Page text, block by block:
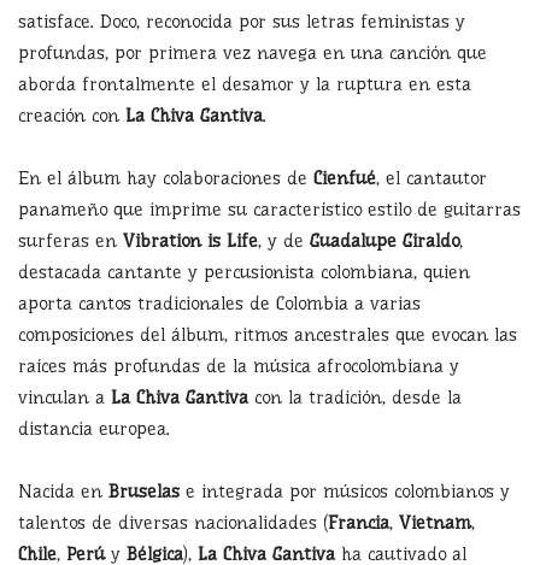
satisface. Doco, reconocida por sus letras feministas y
profundas, por primera vez navega en una canción que
aborda frontalmente el desamor y la ruptura en esta
creación con La Chiva Gantiva.
En el álbum hay colaboraciones de Cienfué, el cantautor
panameño que imprime su característico estilo de guitarras
surferas en Vibration is Life, y de Guadalupe Giraldo,
destacada cantante y percusionista colombiana, quien
aporta cantos tradicionales de Colombia a varias
composiciones del álbum, ritmos ancestrales que evocan las
raíces más profundas de la música afrocolombiana y
vinculan a La Chiva Gantivacon la tradición, desde la
distancia europea.
Nacida en Bruselase integrada por músicos colombianos y
talentos de diversas nacionalidades (Francia, Vietnam,
Chile, Perúy Bélgica), La Chiva Gantiva ha cautivado al